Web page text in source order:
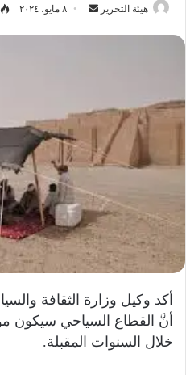
هيئة التحرير
أرسل ٨ مايو، ٢٠٢٤
أكد وكيل وزارة الثقافة
أنَّ القطاع السياحي سيكون
خلال السنوات المقبلة.